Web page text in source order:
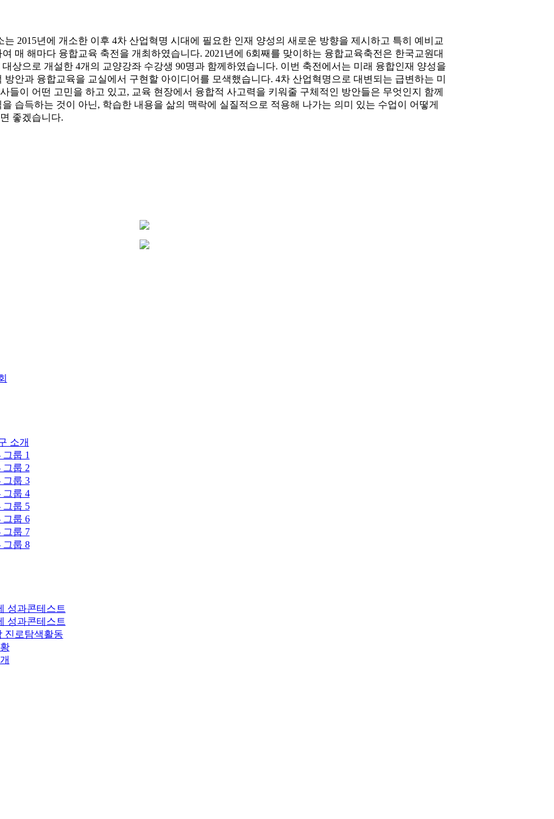
2015년에 개소한 이후 4차 산업혁명 시대에 필요한 인재 양성의 새로운 방향을 제시하고 특히 예비교
매 해마다 융합교육 축전을 개최하였습니다. 2021년에 6회째를 맞이하는 융합교육축전은 한국교원대
상으로 개설한 4개의 교양강좌 수강생 90명과 함께하였습니다. 이번 축전에서는 미래 융합인재 양성을
안과 융합교육을 교실에서 구현할 아이디어를 모색했습니다. 4차 산업혁명으로 대변되는 급변하는 미
들이 어떤 고민을 하고 있고, 교육 현장에서 융합적 사고력을 키워줄 구체적인 방안들은 무엇인지 함께
습득하는 것이 아닌, 학습한 내용을 삶의 맥락에 실질적으로 적용해 나가는 의미 있는 수업이 어떻게
좋겠습니다.
소개
룹 1
그룹 2
그룹 3
그룹 4
그룹 5
그룹 6
그룹 7
그룹 8
성과콘테스트
성과콘테스트
진로탐색활동